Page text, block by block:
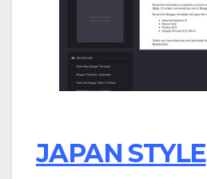
JAPAN STYLE